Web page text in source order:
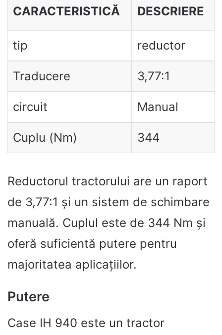
CARACTERISTICĂ DESCRIERE
tip reductor
Traducere 3,77:1
circuit Manual
Cuplu (Nm) 344
Reductorul tractorului are un raport
de 3,77:1 și un sistem de schimbare
manuală. Cuplul este de 344 Nm și
oferă suficientă putere pentru
majoritatea aplicațiilor.
Putere
Case IH 940 este un tractor